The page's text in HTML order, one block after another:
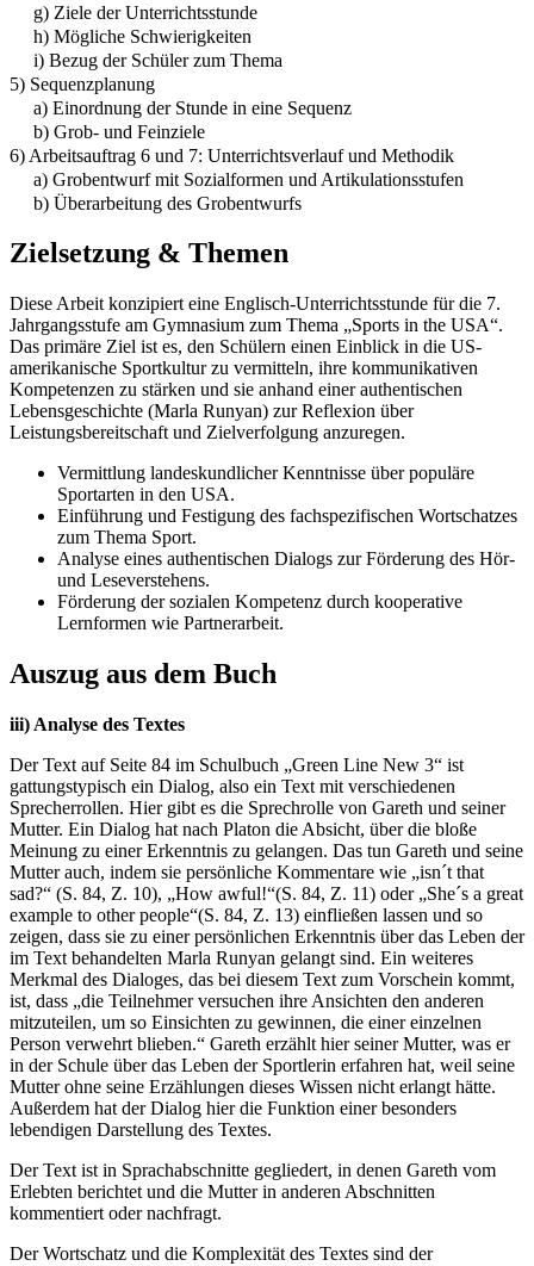
g) Ziele der Unterrichtsstunde
h) Mögliche Schwierigkeiten
i) Bezug der Schüler zum Thema
5) Sequenzplanung
a) Einordnung der Stunde in eine Sequenz
b) Grob- und Feinziele
6) Arbeitsauftrag 6 und 7: Unterrichtsverlauf und Methodik
a) Grobentwurf mit Sozialformen und Artikulationsstufen
b) Überarbeitung des Grobentwurfs
Zielsetzung & Themen
Diese Arbeit konzipiert eine Englisch-Unterrichtsstunde für die 7.
Jahrgangsstufe am Gymnasium zum Thema „Sports in the USA“.
Das primäre Ziel ist es, den Schülern einen Einblick in die US-
amerikanische Sportkultur zu vermitteln, ihre kommunikativen
Kompetenzen zu stärken und sie anhand einer authentischen
Lebensgeschichte (Marla Runyan) zur Reflexion über
Leistungsbereitschaft und Zielverfolgung anzuregen.
Vermittlung landeskundlicher Kenntnisse über populäre
Sportarten in den USA.
Einführung und Festigung des fachspezifischen Wortschatzes
zum Thema Sport.
Analyse eines authentischen Dialogs zur Förderung des Hör-
und Leseverstehens.
Förderung der sozialen Kompetenz durch kooperative
Lernformen wie Partnerarbeit.
Auszug aus dem Buch
iii) Analyse des Textes
Der Text auf Seite 84 im Schulbuch „Green Line New 3“ ist
gattungstypisch ein Dialog, also ein Text mit verschiedenen
Sprecherrollen. Hier gibt es die Sprechrolle von Gareth und seiner
Mutter. Ein Dialog hat nach Platon die Absicht, über die bloße
Meinung zu einer Erkenntnis zu gelangen. Das tun Gareth und seine
Mutter auch, indem sie persönliche Kommentare wie „isn´t that
sad?“ (S. 84, Z. 10), „How awful!“(S. 84, Z. 11) oder „She´s a great
example to other people“(S. 84, Z. 13) einfließen lassen und so
zeigen, dass sie zu einer persönlichen Erkenntnis über das Leben der
im Text behandelten Marla Runyan gelangt sind. Ein weiteres
Merkmal des Dialoges, das bei diesem Text zum Vorschein kommt,
ist, dass „die Teilnehmer versuchen ihre Ansichten den anderen
mitzuteilen, um so Einsichten zu gewinnen, die einer einzelnen
Person verwehrt blieben.“ Gareth erzählt hier seiner Mutter, was er
in der Schule über das Leben der Sportlerin erfahren hat, weil seine
Mutter ohne seine Erzählungen dieses Wissen nicht erlangt hätte.
Außerdem hat der Dialog hier die Funktion einer besonders
lebendigen Darstellung des Textes.
Der Text ist in Sprachabschnitte gegliedert, in denen Gareth vom
Erlebten berichtet und die Mutter in anderen Abschnitten
kommentiert oder nachfragt.
Der Wortschatz und die Komplexität des Textes sind der